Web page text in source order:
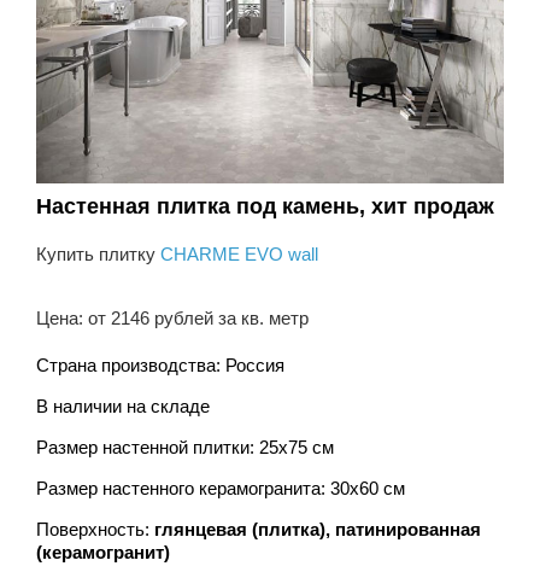
Настенная плитка под камень, хит продаж
Купить плитку CHARME EVO wall
Цена: от 2146 рублей за кв. метр
Страна производства: Россия
В наличии на складе
Размер настенной плитки: 25x75 см
Размер настенного керамогранита: 30х60 см
Поверхность: глянцевая (плитка), патинированная
(керамогранит)